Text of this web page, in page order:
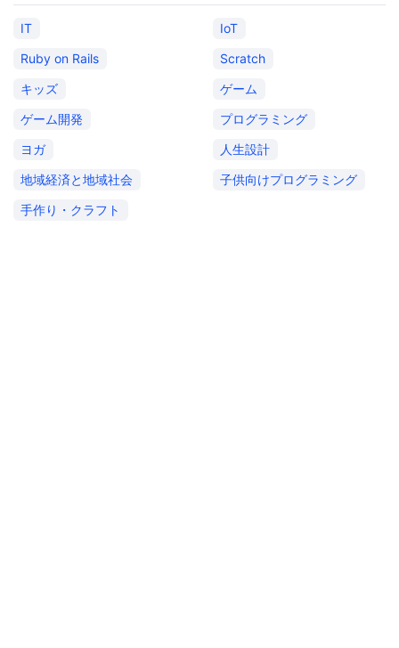
IT
IoT
Ruby on Rails
Scratch
キッズ
ゲーム
ゲーム開発
プログラミング
ヨガ
人生設計
地域経済と地域社会
子供向けプログラミング
手作り・クラフト